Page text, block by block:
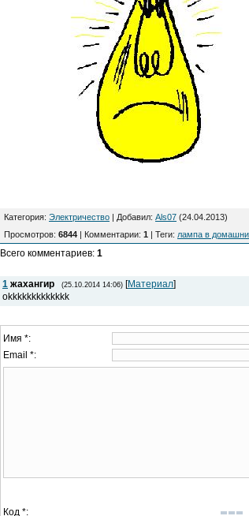
Категория: Электричество | Добавил: Als07 (24.04.2013)
Просмотров: 6844 | Комментарии: 1 | Теги: лампа в
Всего комментариев: 1
1 жахангир (25.10.2014 14:06) [Материал]
okkkkkkkkkkkkk
Имя *:
Email *:
Код *: